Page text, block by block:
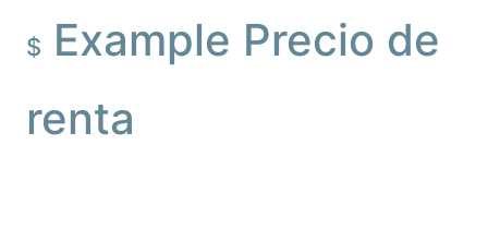
$ Example Precio de
renta